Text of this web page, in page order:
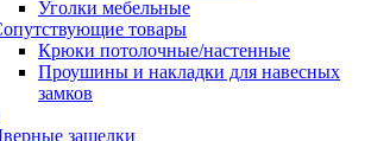
Уголки мебельные
товары
Крюки потолочные/настенные
Проушины и накладки для навесных
замков
защелки